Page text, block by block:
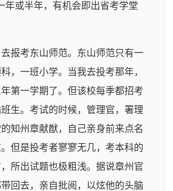
年或半年，有机会即出省考学堂
报考东山师范。东山师范只有一
，一班小学。当我去投考那年，
第一学期了。但该校每季都招考
生。考试的时候，管理官，署理
知州章献猷，自己亲身前来点名
但是投考者寥寥无几，考本科的
所出试题也极粗浅。据说章州官
回去，亲自批阅，以炫他的头脑